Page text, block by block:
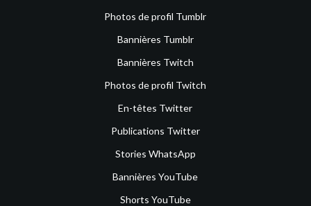
Photos de profil Tumblr
Bannières Tumblr
Bannières Twitch
Photos de profil Twitch
En-têtes Twitter
Publications Twitter
Stories WhatsApp
Bannières YouTube
Shorts YouTube